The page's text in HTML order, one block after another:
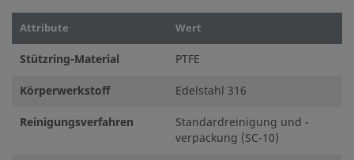
Attribute Wert
Stützring-Material
PTFE
Körperwerkstoff
Edelstahl 316
Reinigungsverfahren
Standardreinigung und -
verpackung (SC-10)